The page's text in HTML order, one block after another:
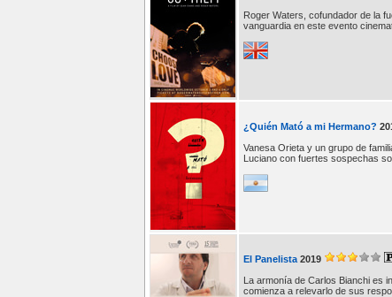
Roger Waters, cofundador de la
vanguardia en este evento
¿Quién Mató a mi Hermano?
Vanesa Orieta y un grupo de
Luciano con fuertes sospechas
El Panelista 2019
La armonía de Carlos Bianchi es
comienza a relevarlo de sus